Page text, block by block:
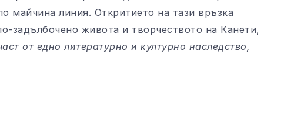
майчина линия. Откритието на тази връзка
задълбочено живота и творчеството на Канети,
от едно литературно и културно наследство,